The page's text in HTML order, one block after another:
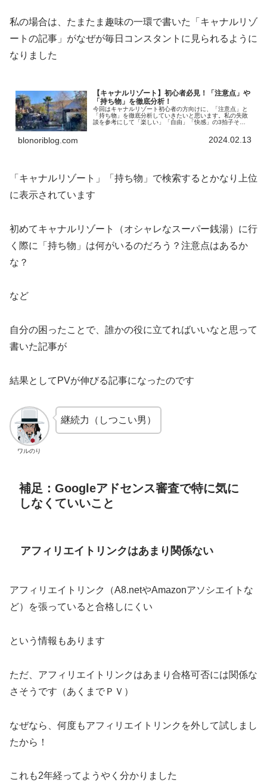
私の場合は、たまたま趣味の一環で書いた「キャナルリゾ
ートの記事」がなぜが毎日コンスタントに見られるように
なりました
【キャナルリゾート】初心者必見！「注意点」や
「持ち物」を徹底分析！
今回はキャナルリゾート初心者の方向けに、「注意点」と
「持ち物」を徹底分析していきたいと思います。私の失敗
談を参考にして「楽しい」「自由」「快感」の3拍子そろ
blonoriblog.com 2024.02.13
「キャナルリゾート」「持ち物」で検索するとかなり上位
に表示されています
初めてキャナルリゾート（オシャレなスーパー銭湯）に行
く際に「持ち物」は何がいるのだろう？注意点はあるか
な？
など
自分の困ったことで、誰かの役に立てればいいなと思って
書いた記事が
結果としてPVが伸びる記事になったのです
ワルのり
継続力（しつこい男）
補足：Googleアドセンス審査で特に気に
しなくていいこと
アフィリエイトリンクはあまり関係ない
アフィリエイトリンク（A8.netやAmazonアソシエイトな
ど）を張っていると合格しにくい
という情報もあります
ただ、アフィリエイトリンクはあまり合格可否には関係な
さそうです（あくまでＰＶ）
なぜなら、何度もアフィリエイトリンクを外して試しまし
たから！
これも2年経ってようやく分かりました